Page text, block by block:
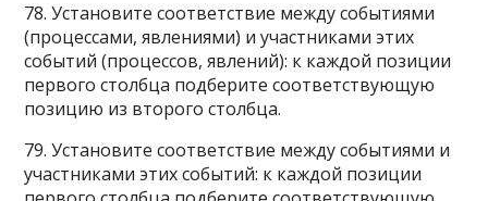
78. Установите соответствие между событиями
(процессами, явлениями) и участниками этих
событий (процессов, явлений): к каждой позиции
первого столбца подберите соответствующую
позицию из второго столбца.
79. Установите соответствие между событиями и
участниками этих событий: к каждой позиции